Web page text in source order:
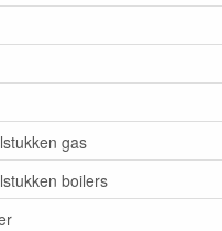
gas
boilers